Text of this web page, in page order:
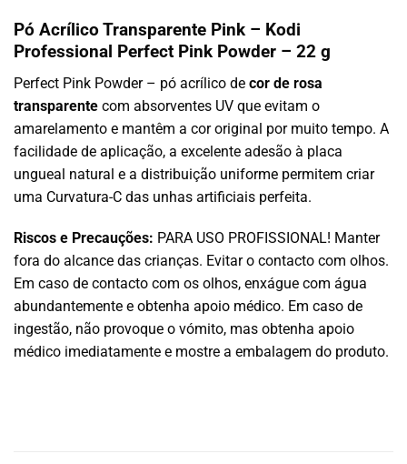
Pó Acrílico Transparente Pink – Kodi
Professional Perfect Pink Powder – 22 g
Perfect Pink Powder – pó acrílico de cor de rosa
transparente com absorventes UV que evitam o
amarelamento e mantêm a cor original por muito tempo. A
facilidade de aplicação, a excelente adesão à placa
ungueal natural e a distribuição uniforme permitem criar
uma Curvatura-C das unhas artificiais perfeita.
Riscos e Precauções: PARA USO PROFISSIONAL! Manter
fora do alcance das crianças. Evitar o contacto com olhos.
Em caso de contacto com os olhos, enxágue com água
abundantemente e obtenha apoio médico. Em caso de
ingestão, não provoque o vómito, mas obtenha apoio
médico imediatamente e mostre a embalagem do produto.